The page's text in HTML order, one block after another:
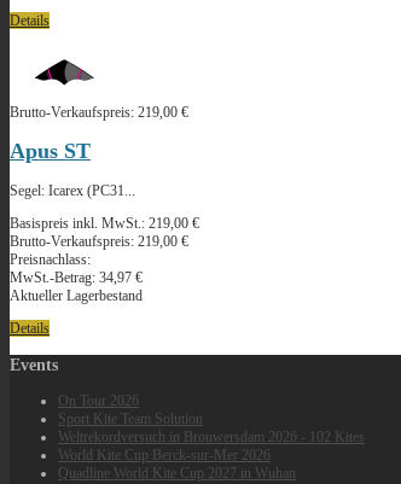
Details
Brutto-Verkaufspreis: 219,00 €
Apus ST
Segel: Icarex (PC31...
Basispreis inkl. MwSt.: 219,00 €
Brutto-Verkaufspreis: 219,00 €
Preisnachlass:
MwSt.-Betrag: 34,97 €
Aktueller Lagerbestand
Details
Events
On Tour 2026
Sport Kite Team Solution
Weltrekordversuch in Brouwersdam 2026 - 102 Kites
World Kite Cup Berck‑sur‑Mer 2026
Quadline World Kite Cup 2027 in Wuhan